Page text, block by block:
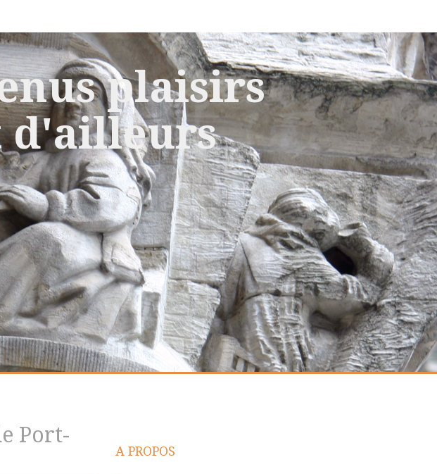
plaisirs
d'ailleurs
Port-
A PROPOS